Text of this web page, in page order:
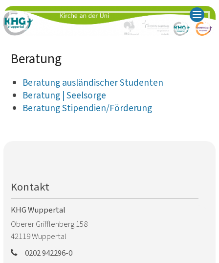
Beratung
Beratung ausländischer Studenten
Beratung | Seelsorge
Beratung Stipendien/Förderung
Kontakt
KHG Wuppertal
Oberer Grifflenberg 158
42119Wuppertal
0202 942296-0